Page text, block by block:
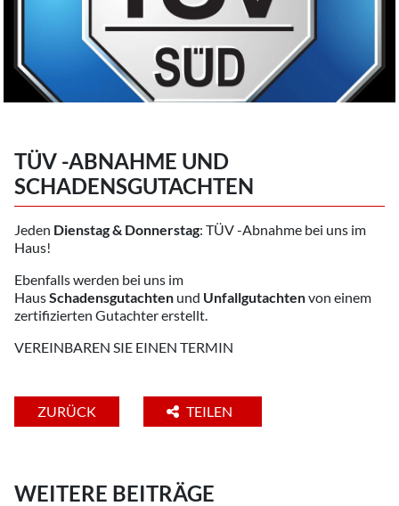
TÜV -ABNAHME UND
SCHADENSGUTACHTEN
Jeden Dienstag & Donnerstag: TÜV -Abnahme bei uns im
Haus!
Ebenfalls werden bei uns im
HausSchadensgutachten und Unfallgutachtenvon einem
zertifizierten Gutachter erstellt.
VEREINBAREN SIE EINEN TERMIN
ZURÜCK TEILEN
WEITERE BEITRÄGE